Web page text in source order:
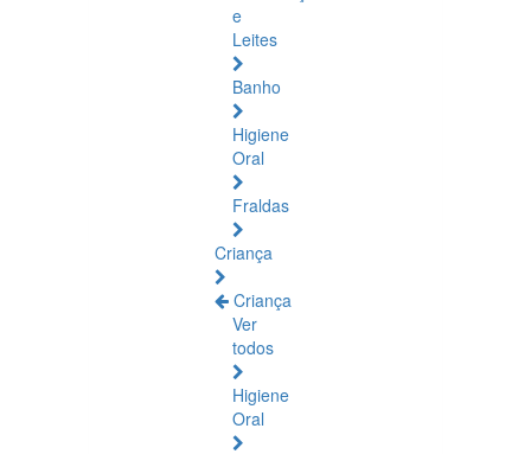
e
Leites
Banho
Higiene
Oral
Fraldas
Criança
Criança
Ver
todos
Higiene
Oral